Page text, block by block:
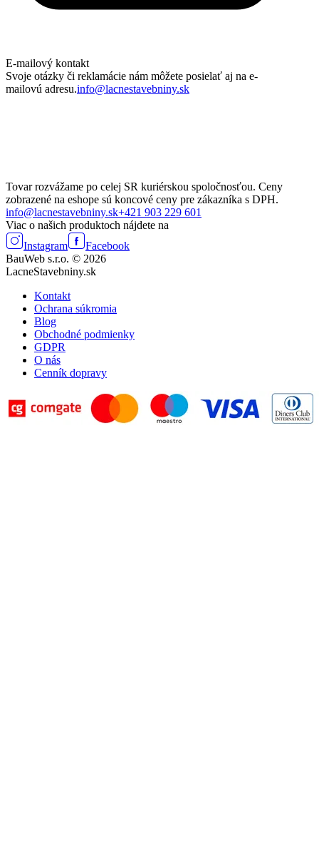
E-mailový kontakt
Svoje otázky či reklamácie nám môžete posielať aj na e-
mailovú adresu.info@lacnestavebniny.sk
Tovar rozvážame po celej SR kuriérskou spoločnosťou. Ceny
zobrazené na eshope sú koncové ceny pre zákazníka s DPH.
info@lacnestavebniny.sk+421 903 229 601
Viac o našich produktoch nájdete na
Instagram
Facebook
BauWeb s.r.o. © 2026
LacneStavebniny.sk
Kontakt
Ochrana súkromia
Blog
Obchodné podmienky
GDPR
O nás
Cenník dopravy